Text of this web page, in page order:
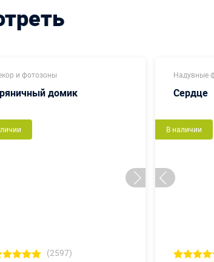
и фотозоны
домик
(2597)
Надувные
Сердце
В наличии